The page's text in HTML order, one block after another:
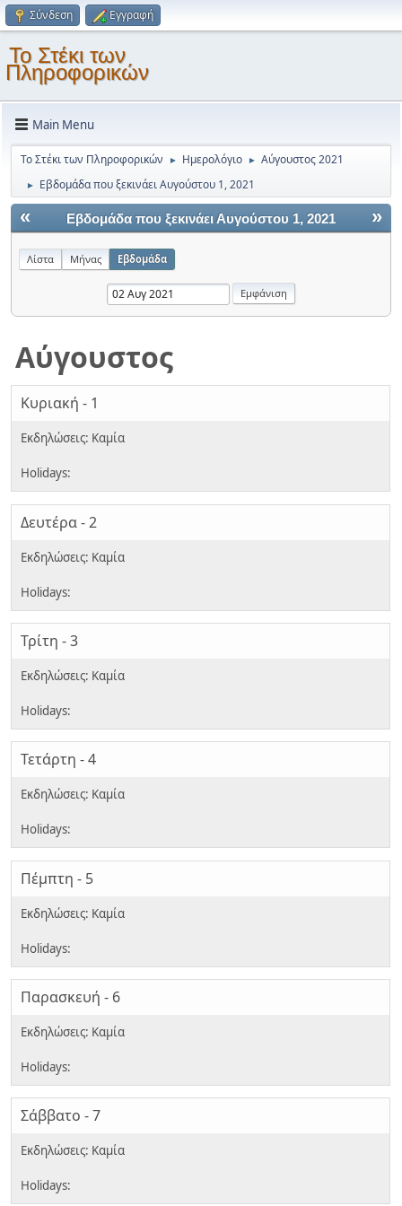
Σύνδεση Εγγραφή
Το Στέκι των
Πληροφορικών
Main Menu
Το Στέκι των Πληροφορικών ► Ημερολόγιο ► Αύγουστος 2021
► Εβδομάδα που ξεκινάει Αυγούστου 1, 2021
« »
Εβδομάδα που ξεκινάει Αυγούστου 1, 2021
Λίστα Μήνας Εβδομάδα
Αύγουστος
Κυριακή - 1
Δευτέρα - 2
Τρίτη - 3
Τετάρτη - 4
Πέμπτη - 5
Παρασκευή - 6
Σάββατο - 7